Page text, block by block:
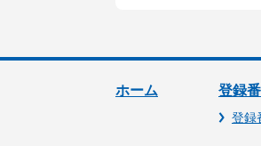
ホーム 登録
登録